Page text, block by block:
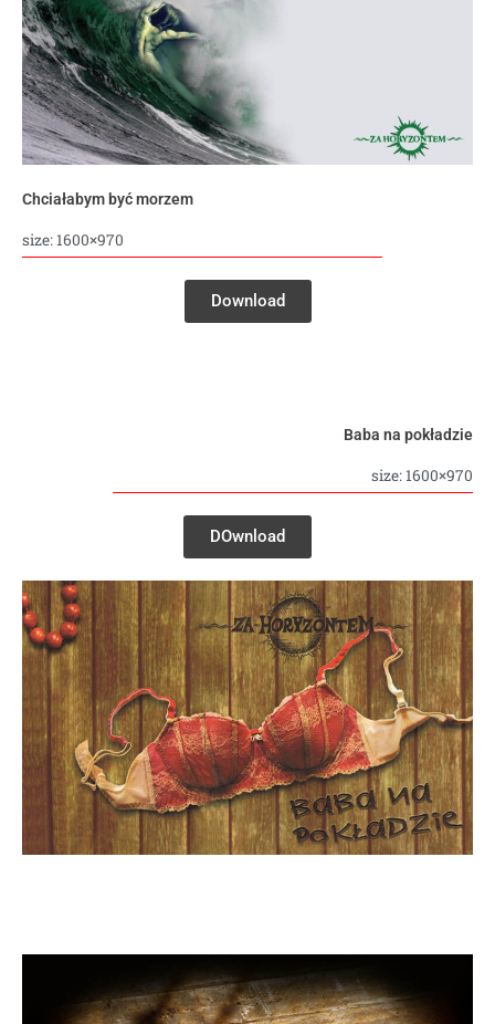
Chciałabym być morzem
size: 1600×970
Download
Baba na pokładzie
size: 1600×970
DOwnload